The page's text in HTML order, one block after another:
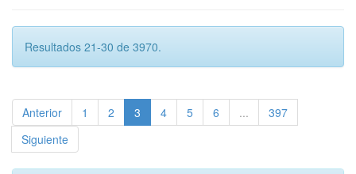
Resultados 21-30 de 3970.
Anterior 1 2 3 4 5 6 ...
397
Siguiente